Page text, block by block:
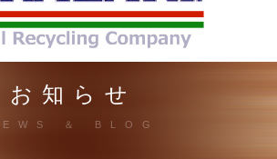
お知らせ
＆ BLOG